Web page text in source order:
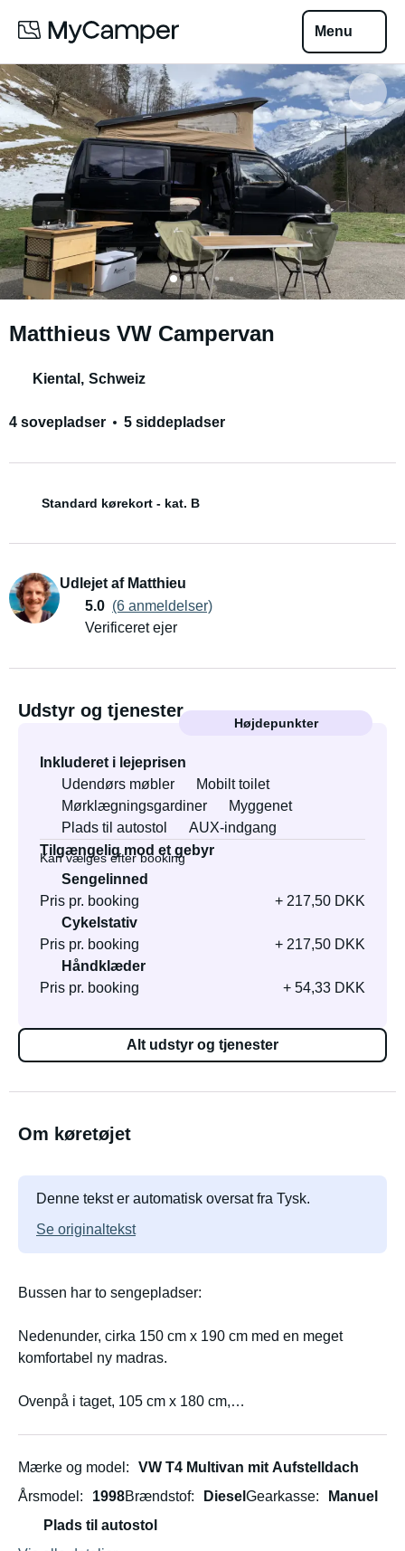
Menu
Matthieus VW Campervan
Kiental , Schweiz
4 sovepladser 5 siddepladser
Standard kørekort - kat. B
Udlejet af Matthieu
5.0 (6 anmeldelser)
Verificeret ejer
Udstyr og tjenester
Højdepunkter
Inkluderet i lejeprisen
Udendørs møbler
Mobilt toilet
Mørklægningsgardiner
Myggenet
Plads til autostol
AUX-indgang
Tilgængelig mod et gebyr
Kan vælges efter booking
Sengelinned
Pris pr. booking
+ 217,50 DKK
Cykelstativ
Pris pr. booking
+ 217,50 DKK
Håndklæder
Pris pr. booking
+ 54,33 DKK
Alt udstyr og tjenester
Om køretøjet
Denne tekst er automatisk oversat fra Tysk.
Se originaltekst
Bussen har to sengepladser:
Nedenunder, cirka 150 cm x 190 cm med en meget
komfortabel ny madras.
Ovenpå i taget, 105 cm x 180 cm,
Køkken: Gaskomfur med 2 blus, som er bærbart og også
espressomaskine, tallerkener i rustfrit stål, ostehøvl,
Mærke og model
VW T4 Multivan mit Aufstelldach
Årsmodel
1998Brændstof Diesel Gearkasse
Manuel
Plads til autostol